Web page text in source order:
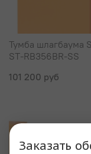
Тумба шлагбаума
ST-RB356BR-SS
101 200 руб
Заказать